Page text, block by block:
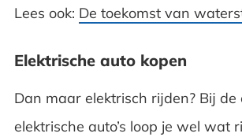
Lees ook: De toekomst van
Elektrische auto kopen
Dan maar elektrisch rijden? Bij de
elektrische auto’s loop je wel wat